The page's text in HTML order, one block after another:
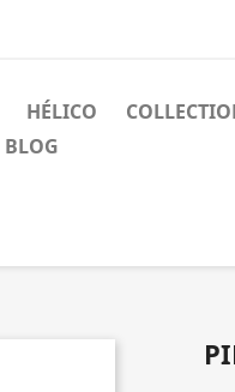
HÉLICO
BLOG